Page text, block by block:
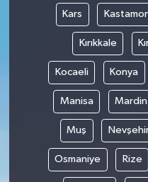
Kars
Kırıkkale
Kocaeli Konya
Manisa Mardin
Muş
Osmaniye Rize